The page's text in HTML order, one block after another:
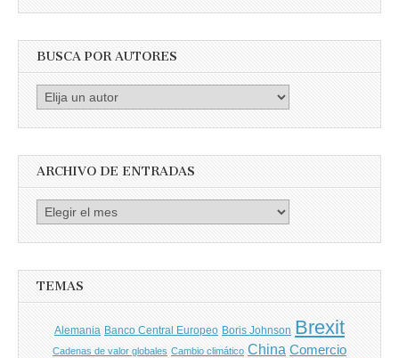
BUSCA POR AUTORES
Busca
ARCHIVO DE ENTRADAS
Archivo
TEMAS
Alemania Banco Central Europeo Boris Johnson Brexit
Cadenas de valor globales Cambio climático China Comercio